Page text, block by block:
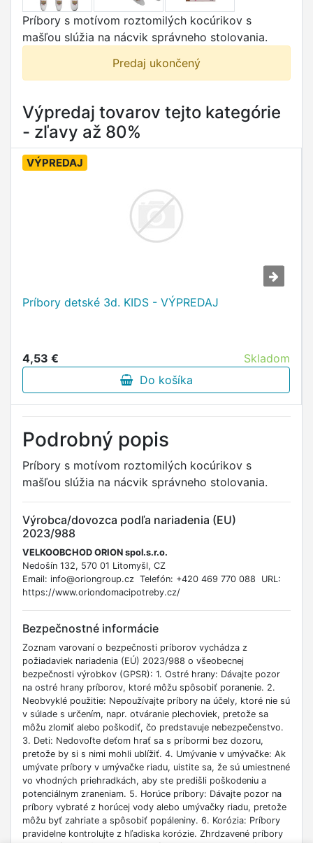
Príbory s motívom roztomilých kocúrikov s
mašľou slúžia na nácvik správneho stolovania.
Predaj ukončený
Výpredaj tovarov tejto kategórie
- zľavy až 80%
VÝPREDAJ
Príbory detské 3d. KIDS - VÝPREDAJ
4,53 €
Skladom
Do košíka
Podrobný popis
Príbory s motívom roztomilých kocúrikov s
mašľou slúžia na nácvik správneho stolovania.
Výrobca/dovozca podľa nariadenia (EU)
2023/988
VELKOOBCHOD ORION spol.s.r.o.
Nedošín 132, 570 01 Litomyšl, CZ
Email: info@oriongroup.cz Telefón: +420 469 770 088 URL:
https://www.oriondomacipotreby.cz/
Bezpečnostné informácie
Zoznam varovaní o bezpečnosti príborov vychádza z
požiadaviek nariadenia (EÚ) 2023/988 o všeobecnej
bezpečnosti výrobkov (GPSR): 1. Ostré hrany: Dávajte pozor
na ostré hrany príborov, ktoré môžu spôsobiť poranenie. 2.
Neobvyklé použitie: Nepoužívajte príbory na účely, ktoré nie sú
v súlade s určením, napr. otváranie plechoviek, pretože sa
môžu zlomiť alebo poškodiť, čo predstavuje nebezpečenstvo.
3. Deti: Nedovoľte deťom hrať sa s príbormi bez dozoru,
pretože by si s nimi mohli ublížiť. 4. Umývanie v umývačke: Ak
umývate príbory v umývačke riadu, uistite sa, že sú umiestnené
vo vhodných priehradkách, aby ste predišli poškodeniu a
potenciálnym zraneniam. 5. Horúce príbory: Dávajte pozor na
príbory vybraté z horúcej vody alebo umývačky riadu, pretože
môžu byť zahriate a spôsobiť popáleniny. 6. Korózia: Príbory
pravidelne kontrolujte z hľadiska korózie. Zhrdzavené príbory